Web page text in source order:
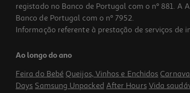
19.99 €/un
Price reduced from
21,99 €
19,99 €
Promoção
registado no Banco de Portugal com o nº 881.
Banco de Portugal com o nº 7952.
Informação referente à prestação de serviços de
Ao longo do ano
Feira do Bebé Queijos, Vinhos e Enchidos
Days Samsung Unpacked After Hours Vida